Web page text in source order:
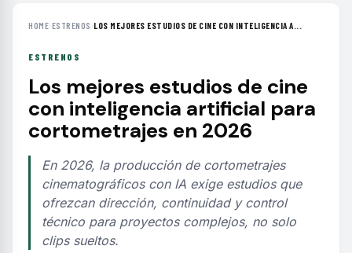
HOME›ESTRENOS ›LOS MEJORES ESTUDIOS DE CINE CON INTELIGENCIA A...
ESTRENOS
Los mejores estudios de cine
con inteligencia artificial para
cortometrajes en 2026
En 2026, la producción de cortometrajes
cinematográficos con IA exige estudios que
ofrezcan dirección, continuidad y control
técnico para proyectos complejos, no solo
clips sueltos.